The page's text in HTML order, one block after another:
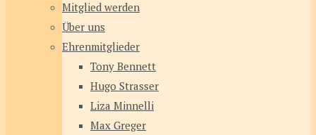
Mitglied werden
Über uns
Ehrenmitglieder
Tony Bennett
Hugo Strasser
Liza Minnelli
Max Greger